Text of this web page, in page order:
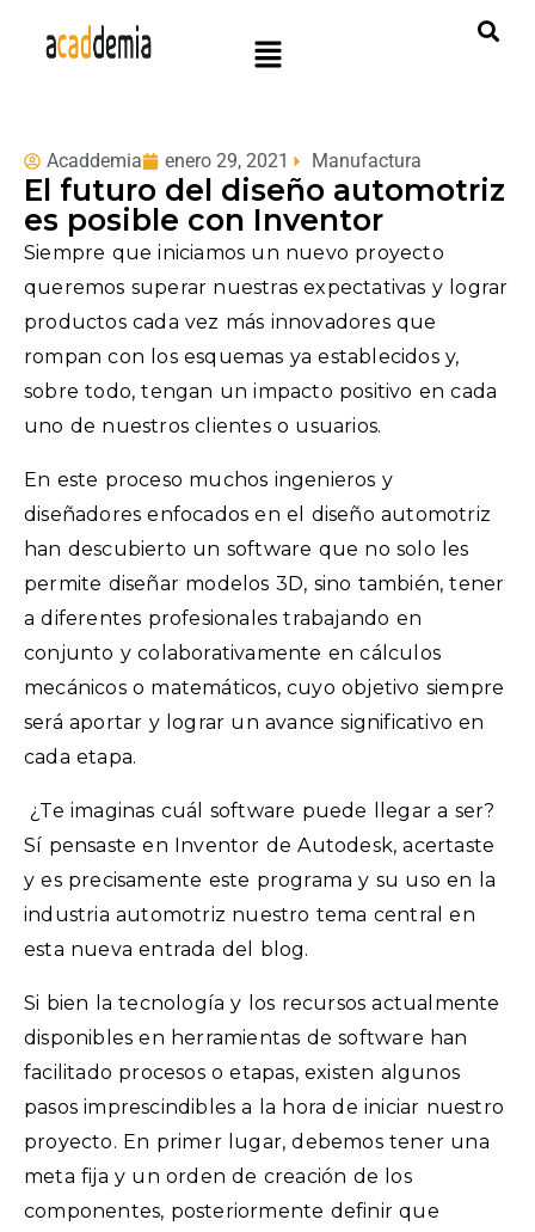
Acaddemia enero 29, 2021 Manufactura
El futuro del diseño automotriz
es posible con Inventor
Siempre que iniciamos un nuevo proyecto
queremos superar nuestras expectativas y lograr
productos cada vez más innovadores que
rompan con los esquemas ya establecidos y,
sobre todo, tengan un impacto positivo en cada
uno de nuestros clientes o usuarios.
En este proceso muchos ingenieros y
diseñadores enfocados en el diseño automotriz
han descubierto un software que no solo les
permite diseñar modelos 3D, sino también, tener
a diferentes profesionales trabajando en
conjunto y colaborativamente en cálculos
mecánicos o matemáticos, cuyo objetivo siempre
será aportar y lograr un avance significativo en
cada etapa.
¿Te imaginas cuál software puede llegar a ser?
Sí pensaste en Inventor de Autodesk, acertaste
y es precisamente este programa y su uso en la
industria automotriz nuestro tema central en
esta nueva entrada del blog.
Si bien la tecnología y los recursos actualmente
disponibles en herramientas de software han
facilitado procesos o etapas, existen algunos
pasos imprescindibles a la hora de iniciar nuestro
proyecto. En primer lugar, debemos tener una
meta fija y un orden de creación de los
componentes, posteriormente definir que